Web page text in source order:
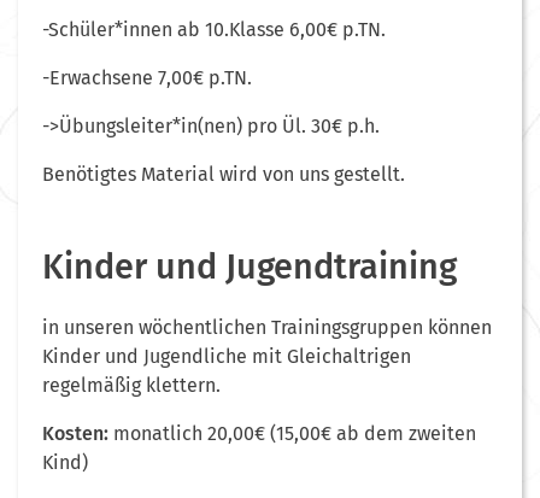
-Schüler*innen ab 10.Klasse 6,00€ p.TN.
-Erwachsene 7,00€ p.TN.
->Übungsleiter*in(nen) pro Ül. 30€ p.h.
Benötigtes Material wird von uns gestellt.
Kinder und Jugendtraining
in unseren wöchentlichen Trainingsgruppen können
Kinder und Jugendliche mit Gleichaltrigen
regelmäßig klettern.
Kosten: monatlich 20,00€ (15,00€ ab dem zweiten
Kind)